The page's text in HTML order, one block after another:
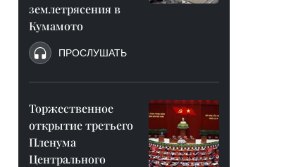
землетрясения в
Кумамото
ПРОСЛУШАТЬ
Торжественное
открытие третьего
Пленума
Центрального